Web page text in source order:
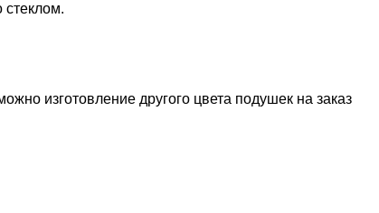
изготовление другого цвета подушек на заказ